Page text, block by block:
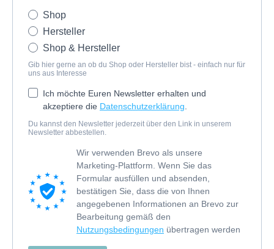
Shop
Hersteller
Shop & Hersteller
Gib hier gerne an ob du Shop oder Hersteller bist - einfach nur für
uns aus Interesse
Ich möchte Euren Newsletter erhalten und
akzeptiere die Datenschutzerklärung
Du kannst den Newsletter jederzeit über den Link in unserem
Newsletter abbestellen.
Wir verwenden Brevo als unsere
Marketing-Plattform. Wenn Sie das
Formular ausfüllen und absenden,
bestätigen Sie, dass die von Ihnen
angegebenen Informationen an Brevo zur
Bearbeitung gemäß den
Nutzungsbedingungen übertragen werden